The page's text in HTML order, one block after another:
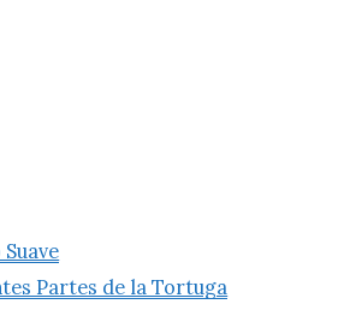
Partes de la Tortuga